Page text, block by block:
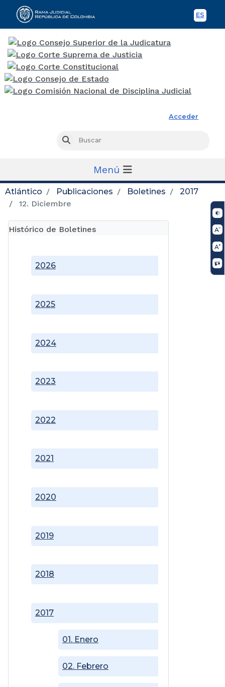
ES
Acceder
Buscar
Menú
Atlántico Publicaciones Boletines
2017
12. Diciembre
Histórico de Boletines
2017
01. Enero
02. Febrero
2018
2019
2020
2021
2022
2023
2024
2025
2026